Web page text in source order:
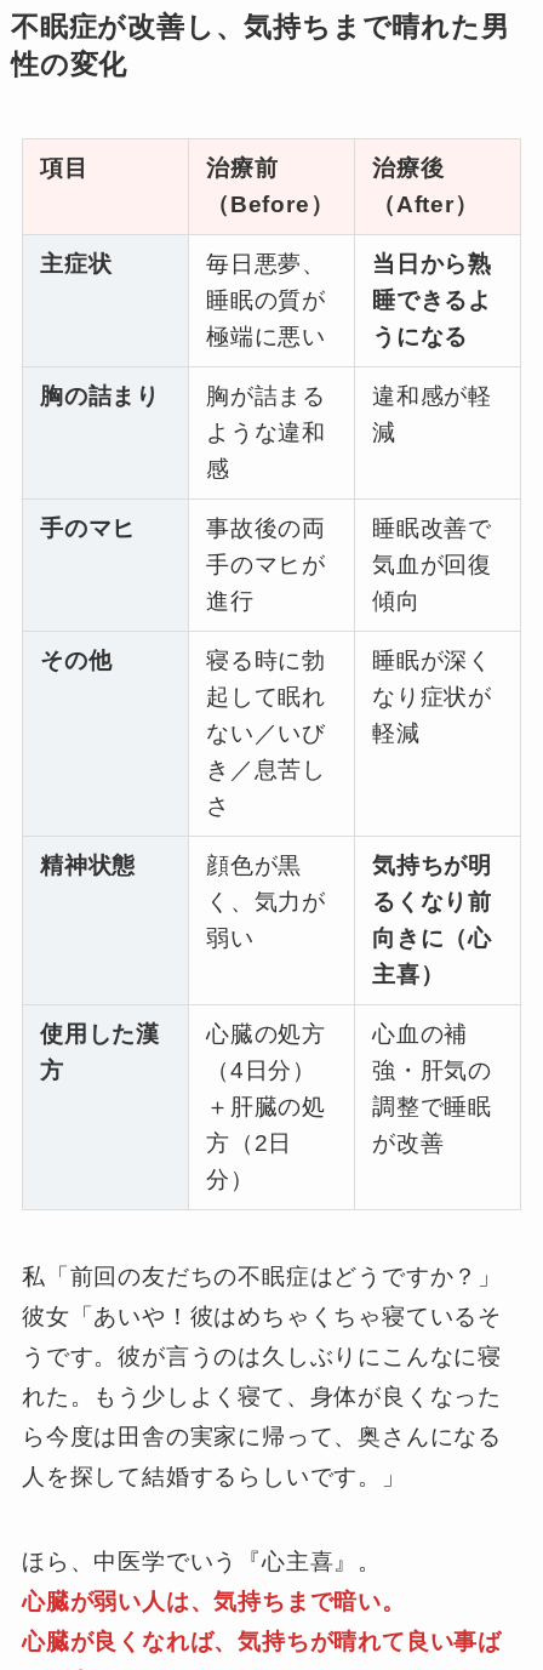
不眠症が改善し、気持ちまで晴れた男
性の変化
項目
治療前
（Before）
治療後
（After）
主症状
毎日悪夢、
睡眠の質が
極端に悪い
当日から熟
睡できるよ
うになる
胸の詰まり
胸が詰まる
ような違和
感
違和感が軽
減
手のマヒ
事故後の両
手のマヒが
進行
睡眠改善で
気血が回復
傾向
その他
寝る時に勃
起して眠れ
ない／いび
き／息苦し
さ
睡眠が深く
なり症状が
軽減
精神状態
顔色が黒
く、気力が
弱い
気持ちが明
るくなり前
向きに（心
主喜）
使用した漢
方
心臓の処方
（4日分）
＋肝臓の処
方（2日
分）
心血の補
強・肝気の
調整で睡眠
が改善
私「前回の友だちの不眠症はどうですか？」
彼女「あいや！彼はめちゃくちゃ寝ているそ
うです。彼が言うのは久しぶりにこんなに寝
れた。もう少しよく寝て、身体が良くなった
ら今度は田舎の実家に帰って、奥さんになる
人を探して結婚するらしいです。」
ほら、中医学でいう『心主喜』。
心臓が弱い人は、気持ちまで暗い。
心臓が良くなれば、気持ちが晴れて良い事ば